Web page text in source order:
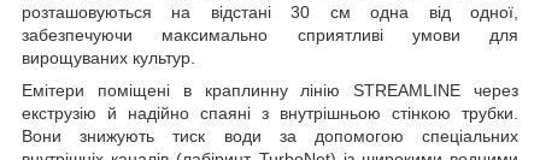
розташовуються на відстані 30 см одна від одної,
забезпечуючи максимально сприятливі умови для
вирощуваних культур.
Емітери поміщені в краплинну лінію STREAMLINE через
екструзію й надійно спаяні з внутрішньою стінкою трубки.
Вони знижують тиск води за допомогою спеціальних